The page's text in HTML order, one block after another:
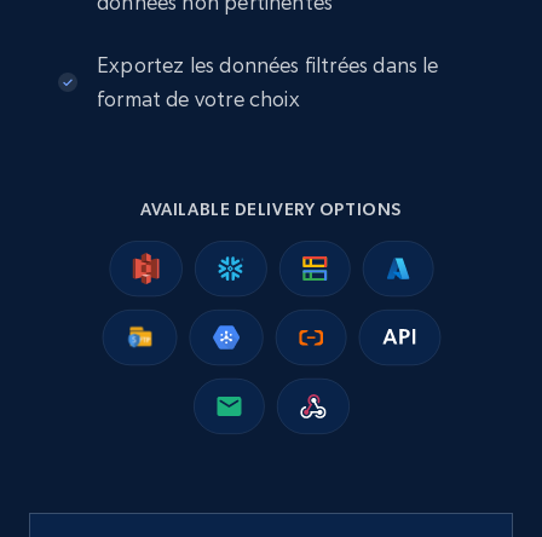
2.5K+ 359+ Buy Now
Rating, Reviews count, Images, Variations, and
eCommerce
200+
Exportez les données filtrées dans le
format de votre choix
AVAILABLE DELIVERY OPTIONS